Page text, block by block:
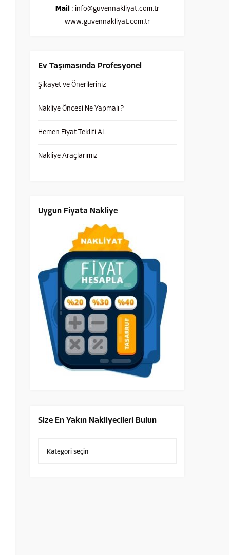
Mail : info@guvennakliyat.com.tr
www.guvennakliyat.com.tr
Ev Taşımasında Profesyonel
Şikayet ve Önerileriniz
Nakliye Öncesi Ne Yapmalı ?
Hemen Fiyat Teklifi AL
Nakliye Araçlarımız
Uygun Fiyata Nakliye
Size En Yakın Nakliyecileri Bulun